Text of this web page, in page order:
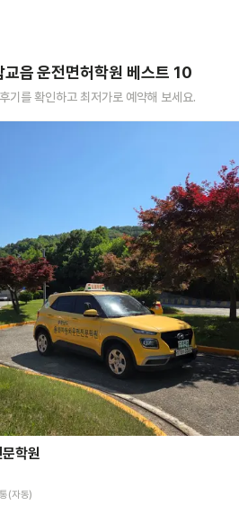
교읍운전면허학원 베스트 10
기를 확인하고 최저가로 예약해 보세요.
학원
(자동)